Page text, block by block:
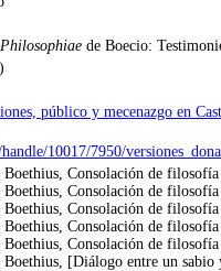
de Boecio:
público y mecenazgo en
10017/7950/
Consolación de
Consolación de
Boethius, Consolación de
Consolación de
Consolación de
[Diálogo entre un sabio